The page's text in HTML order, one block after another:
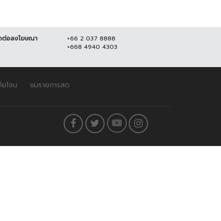
อลงโฆษณา
+66 2 037 8888
+668 4940 4303
ยโซน ชมรายการสด